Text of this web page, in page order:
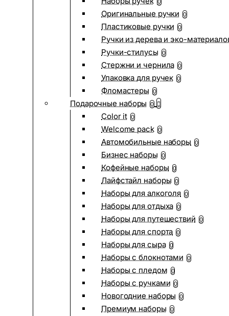
0
Оригинальные ручки 0
Пластиковые ручки 0
Ручки из дерева и эко-
Ручки-стилусы 0
Стержни и чернила 0
Упаковка для ручек 0
Фломастеры 0
Подарочные наборы 0
Color it 0
Welcome pack 0
Автомобильные наборы 0
Бизнес наборы 0
Кофейные наборы 0
Лайфстайл наборы 0
Наборы для алкоголя 0
Наборы для отдыха 0
Наборы для путешествий 0
Наборы для спорта 0
Наборы для сыра 0
Наборы с блокнотами 0
Наборы с пледом 0
Наборы с ручками 0
Новогодние наборы 0
Премиум наборы 0